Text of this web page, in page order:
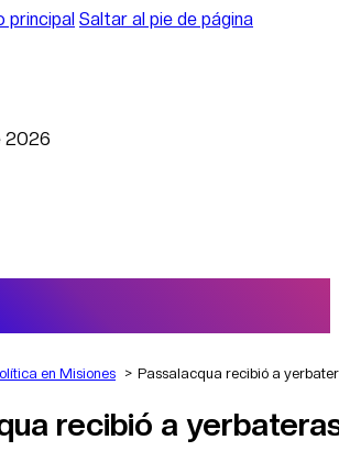
principal Saltar al pie de página
2026
en Misiones Passalacqua recibió a
recibió a